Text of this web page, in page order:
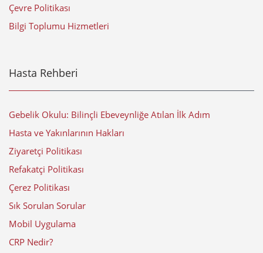
Çevre Politikası
Bilgi Toplumu Hizmetleri
Hasta Rehberi
Gebelik Okulu: Bilinçli Ebeveynliğe Atılan İlk Adım
Hasta ve Yakınlarının Hakları
Ziyaretçi Politikası
Refakatçi Politikası
Çerez Politikası
Sık Sorulan Sorular
Mobil Uygulama
CRP Nedir?